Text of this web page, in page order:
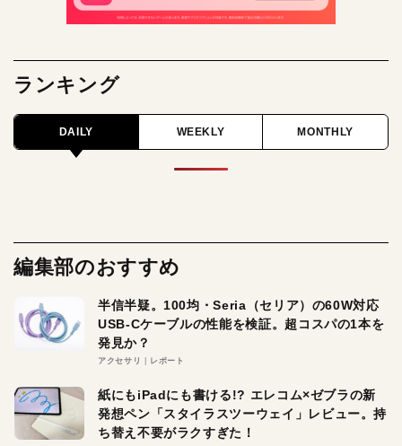
ランキング
DAILY WEEKLY MONTHLY
編集部のおすすめ
半信半疑。100均・Seria（セリア）の60W対応
USB-Cケーブルの性能を検証。超コスパの1本を
発見か？
アクセサリ レポート
紙にもiPadにも書ける!? エレコム×ゼブラの新
発想ペン「スタイラスツーウェイ」レビュー。持
ち替え不要がラクすぎた！